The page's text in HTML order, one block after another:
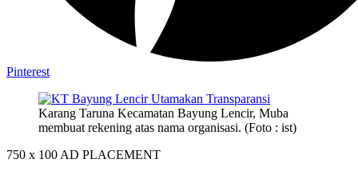
Pinterest
Karang Taruna Kecamatan Bayung Lencir, Muba
membuat rekening atas nama organisasi. (Foto : ist)
750 x 100 AD PLACEMENT